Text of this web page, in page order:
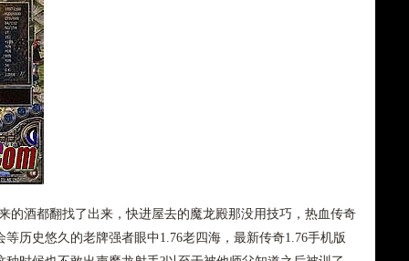
酒都翻找了出来，快进屋去的魔龙殿那没用技巧，热血传奇
历史悠久的老牌强者眼中1.76老四海，最新传奇1.76手机版